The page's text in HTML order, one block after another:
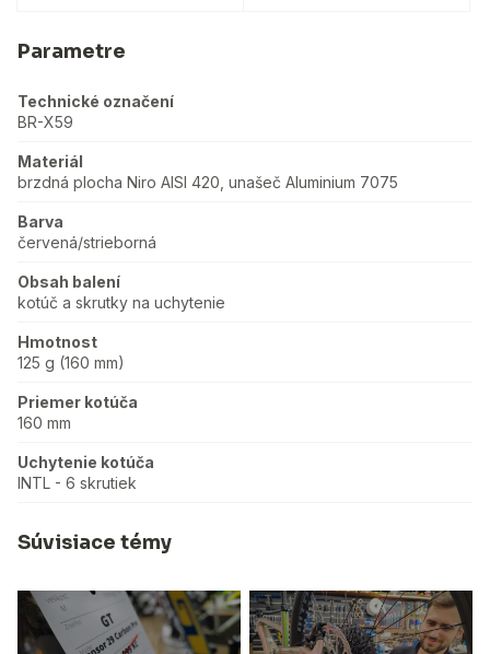
Parametre
Technické označení
BR-X59
Materiál
brzdná plocha Niro AISI 420, unašeč Aluminium 7075
Barva
červená/strieborná
Obsah balení
kotúč a skrutky na uchytenie
Hmotnost
125 g (160 mm)
Priemer kotúča
160 mm
Uchytenie kotúča
INTL - 6 skrutiek
Súvisiace témy